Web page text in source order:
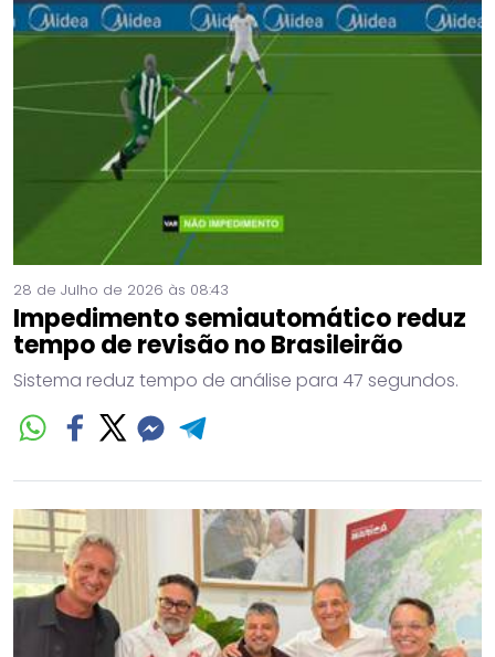
28 de Julho de 2026 às 08:43
Impedimento semiautomático reduz
tempo de revisão no Brasileirão
Sistema reduz tempo de análise para 47 segundos.